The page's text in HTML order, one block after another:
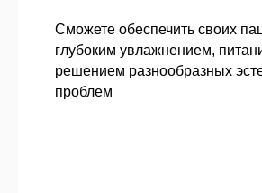
Сможете обеспечить своих
глубоким увлажнением,
решением разнообразных
проблем